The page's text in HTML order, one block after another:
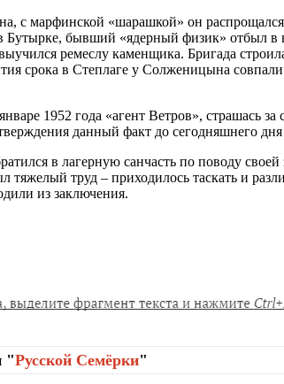
с марфинской «шарашкой» он
Бутырке, бывший «ядерный физик» отбыл в
ремеслу каменщика. Бригада
срока в Степлаге у Солженицына
1952 года «агент Ветров», страшась
данный факт до сегодняшнего
в лагерную санчасть по поводу
тяжелый труд – приходилось таскать и
из заключения.
"Русской Cемёрки"